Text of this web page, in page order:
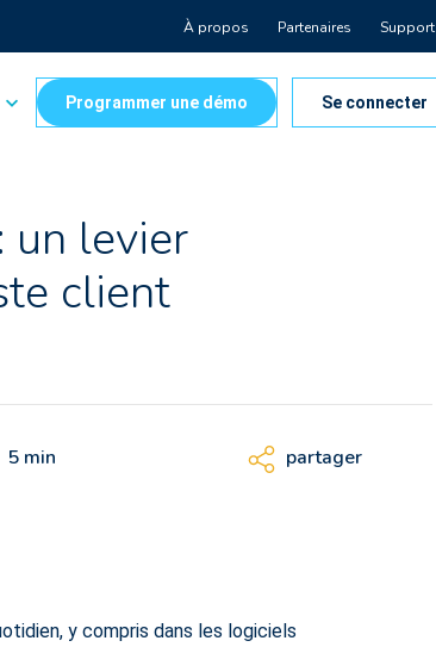
À propos Partenaires Support
Programmer une démo Se connecter
un levier
client
5 min partager
y compris dans les logiciels